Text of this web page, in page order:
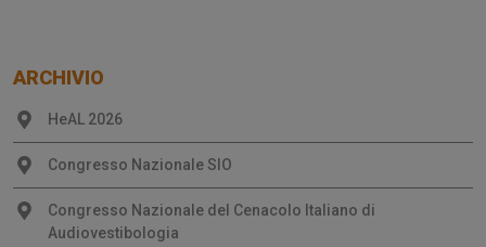
ARCHIVIO
HeAL 2026
Congresso Nazionale SIO
Congresso Nazionale del Cenacolo Italiano di
Audiovestibologia